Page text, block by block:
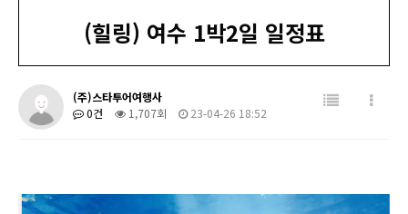
(힐링) 여수 1박2일 일정표
(주)스타투어여행사
0건
1,707회 23-04-26 18:52